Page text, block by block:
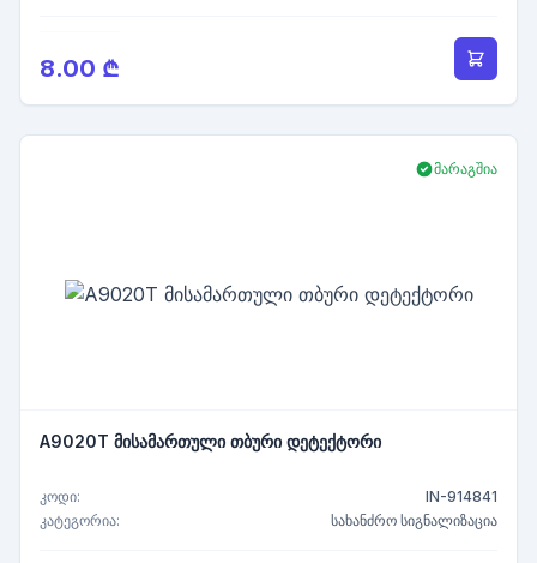
8.00 ₾
მარაგშია
A9020T მისამართული თბური დეტექტორი
კოდი:
IN-914841
კატეგორია:
სახანძრო სიგნალიზაცია